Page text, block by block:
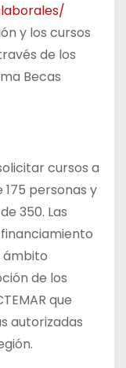
y los cursos
de los
Becas
cursos a
personas y
350. Las
ámbito
de los
que
autorizadas